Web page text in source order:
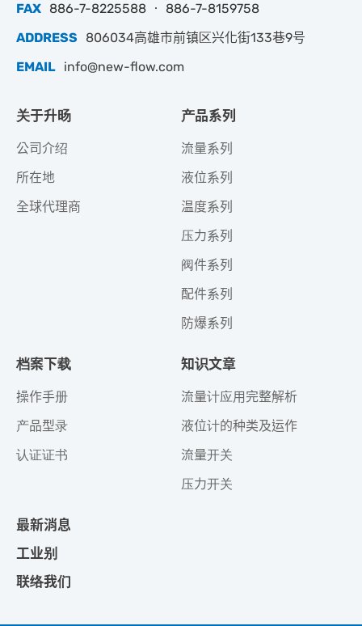
FAX 886-7-8225588 ‧ 886-7-8159758
ADDRESS
806034高雄市前镇区兴化街133巷9号
EMAIL info@new-flow.com
关于升旸
公司介绍
所在地
全球代理商
产品系列
流量系列
液位系列
温度系列
压力系列
阀件系列
配件系列
防爆系列
档案下载
操作手册
产品型录
认证证书
知识文章
流量计应用完整解析
液位计的种类及运作
流量开关
压力开关
最新消息
工业别
联络我们